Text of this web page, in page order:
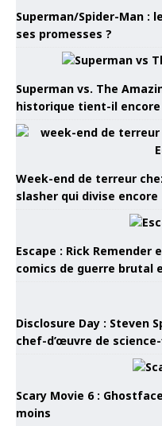
Superman/Spider-Man :
ses promesses ?
Superman vs. The
historique tient-il encore
Week-end de terreur
slasher qui divise encore
Escape : Rick Remender
comics de guerre brutal
Disclosure Day : Steven
chef-d’œuvre de
Scary Movie 6 :
moins